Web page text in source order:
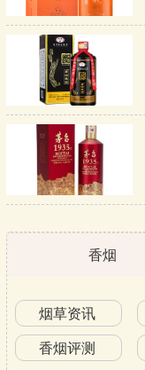
香烟
烟草资讯
香烟评测